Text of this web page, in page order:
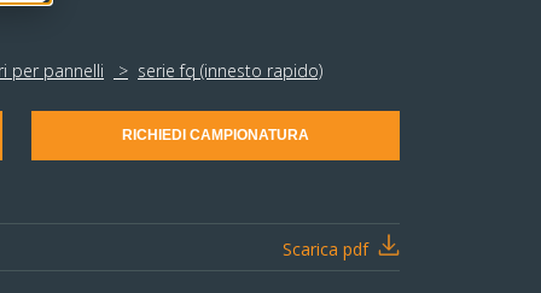
per pannelli serie fq (innesto rapido)
RICHIEDI CAMPIONATURA
Scarica pdf